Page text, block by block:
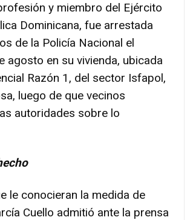
y miembro del Ejército
Dominicana, fue arrestada
de la Policía Nacional el
agosto en su vivienda, ubicada
Razón 1, del sector Isfapol,
luego de que vecinos
autoridades sobre lo
le conocieran la medida de
Cuello admitió ante la prensa